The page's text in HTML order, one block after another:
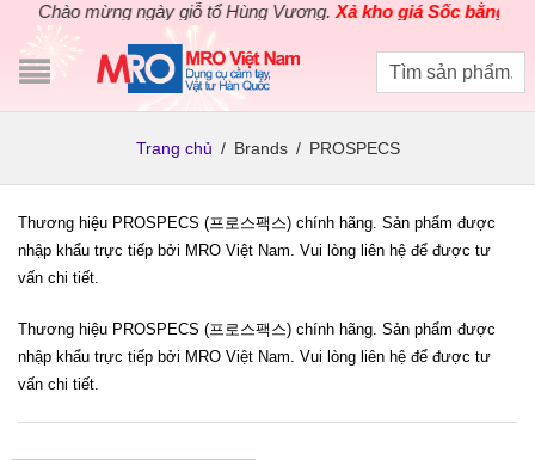
Chào mừng ngày giỗ tổ Hùng Vương.Xả kho giá Sốc bằng giá
Trang chủ / Brands / PROSPECS
Thương hiệu PROSPECS (프로스팩스) chính hãng. Sản phẩm được
nhập khẩu trực tiếp bởi MRO Việt Nam. Vui lòng liên hệ để được tư
vấn chi tiết.
Thương hiệu PROSPECS (프로스팩스) chính hãng. Sản phẩm được
nhập khẩu trực tiếp bởi MRO Việt Nam. Vui lòng liên hệ để được tư
vấn chi tiết.